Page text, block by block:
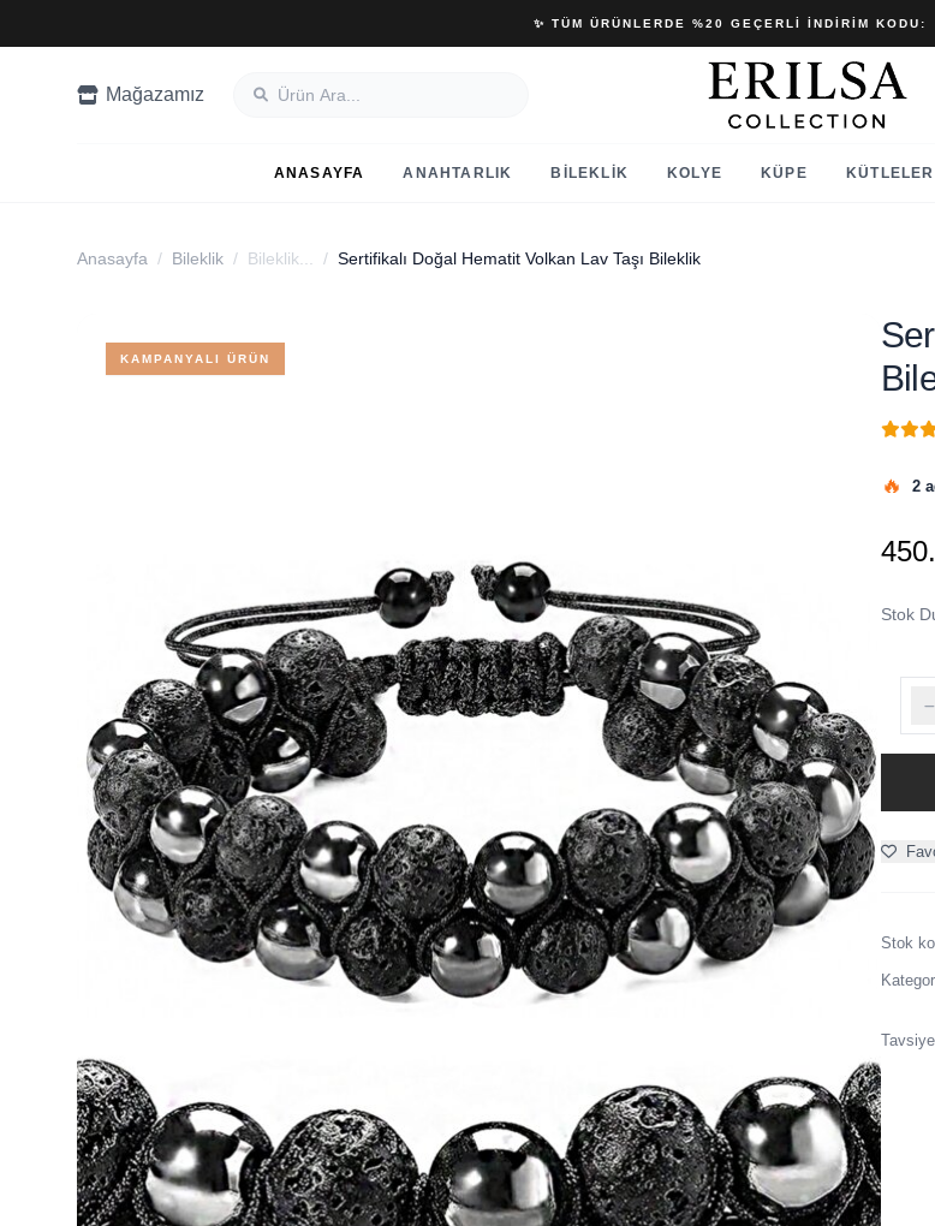
✨ TÜM ÜRÜNLERDE %20 GEÇERLI İNDIRIM KODU:
Mağazamız
ANASAYFA ANAHTARLIK BILEKLIK KOLYE KÜPE KÜTLELER
Anasayfa / Bileklik / Bileklik... / Sertifikalı Doğal Hematit Volkan Lav Taşı Bileklik
KAMPANYALI ÜRÜN
🔥 2
Stok
Stok